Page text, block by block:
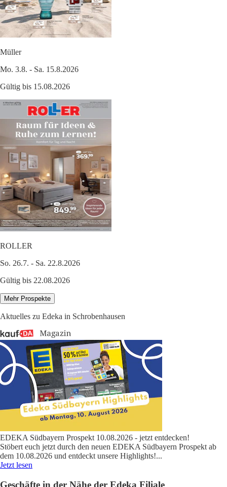
Müller
Mo. 3.8. - Sa. 15.8.2026
Gültig bis 15.08.2026
ROLLER
So. 26.7. - Sa. 22.8.2026
Gültig bis 22.08.2026
Mehr Prospekte
Aktuelles zu Edeka in Schrobenhausen
EDEKA Südbayern Prospekt 10.08.2026 - jetzt entdecken!
Stöbert euch jetzt durch den neuen EDEKA Südbayern Prospekt ab
dem 10.08.2026 und entdeckt unsere Highlights!...
Jetzt lesen
Geschäfte in der Nähe der Edeka Filiale